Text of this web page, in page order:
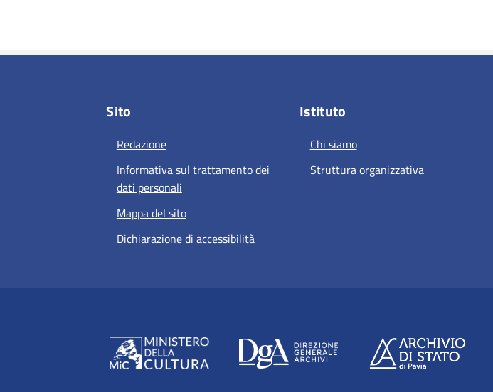
Sito
Redazione
Informativa sul trattamento dei
dati personali
Mappa del sito
Dichiarazione di accessibilità
Istituto
Chi siamo
Struttura organizzativa